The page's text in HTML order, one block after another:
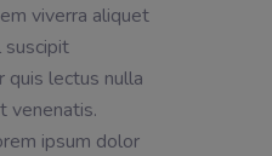
viverra aliquet
suscipit
quis lectus nulla
venenatis.
ipsum dolor